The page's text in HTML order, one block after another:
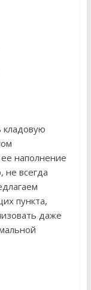
кладовую
наполнение
не всегда
пункта,
даже